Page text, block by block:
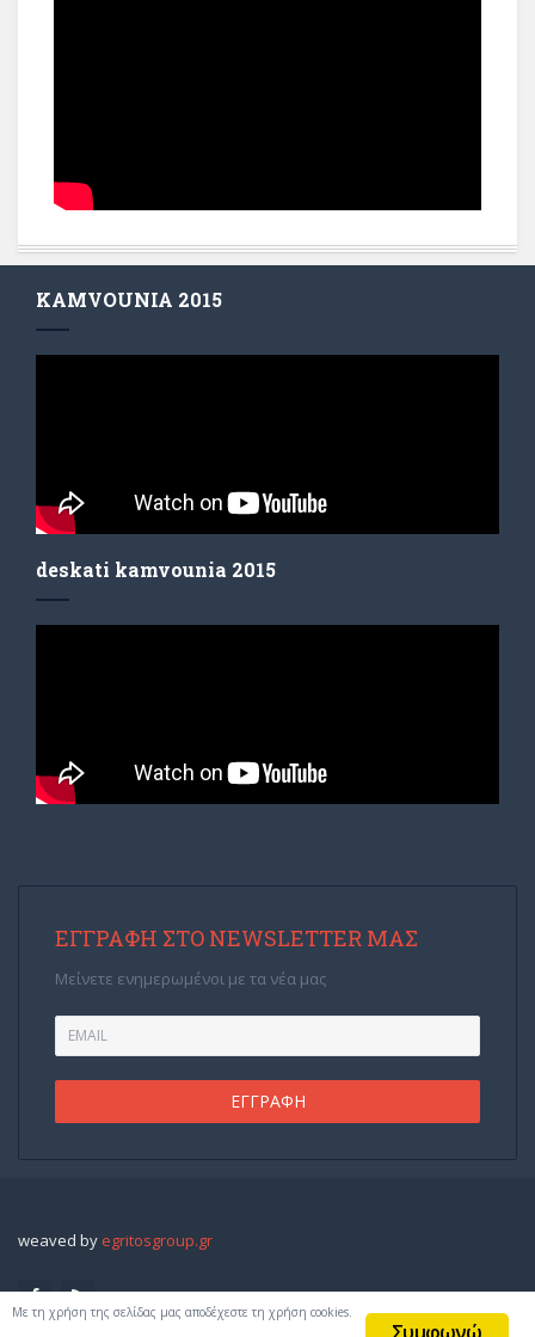
KAMVOUNIA 2015
deskati kamvounia 2015
ΕΓΓΡΑΦΉ ΣΤΟ NEWSLETTER ΜΑΣ
Μείνετε ενημερωμένοι με τα νέα μας
weaved by egritosgroup.gr
Με τη χρήση της σελίδας μας αποδέχεστε τη χρήση cookies.